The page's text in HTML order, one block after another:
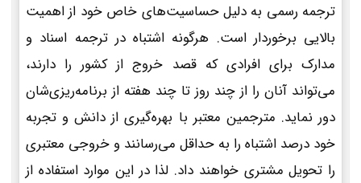
ترجمه رسمی به دلیل حساسیت‌های خاص خود از اهمیت
بالایی برخوردار است. هرگونه اشتباه در ترجمه اسناد و
مدارک برای افرادی که قصد خروج از کشور را دارند،
می‌تواند آنان را از چند روز تا چند هفته از برنامه‌ریزی‌شان
دور نماید. مترجمین معتبر با بهره‌گیری از دانش و تجربه
خود درصد اشتباه را به حداقل می‌رسانند و خروجی معتبری
را تحویل مشتری خواهند داد. لذا در این موارد استفاده از